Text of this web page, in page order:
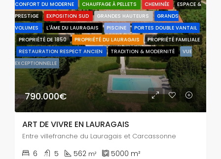
CONFORT DU MODERNE
CHAUFFAGE À PELLETS CHEMINÉE
ESPACE &
PRESTIGE
EXPOSITION SUD GRANDES HAUTEURS
GRANDS
VOLUMES
L'ÂME DU LAURAGAIS PISCINE
PORTES DOUBLE VANTAIL
PROPRIÉTÉ DE 1850
PROPRIÉTÉ DU LAURAGAIS
PROPRIÉTÉ FAMILIALE
RESTAURATION RESPECT ANCIEN
TRADITION & MODERNITÉ
VUE
EXCEPTIONNELLE
790.000€
ART DE VIVRE EN LAURAGAIS
Entre villefranche du Lauragais et Carcassonne
6 5 562 m² 5000 m²